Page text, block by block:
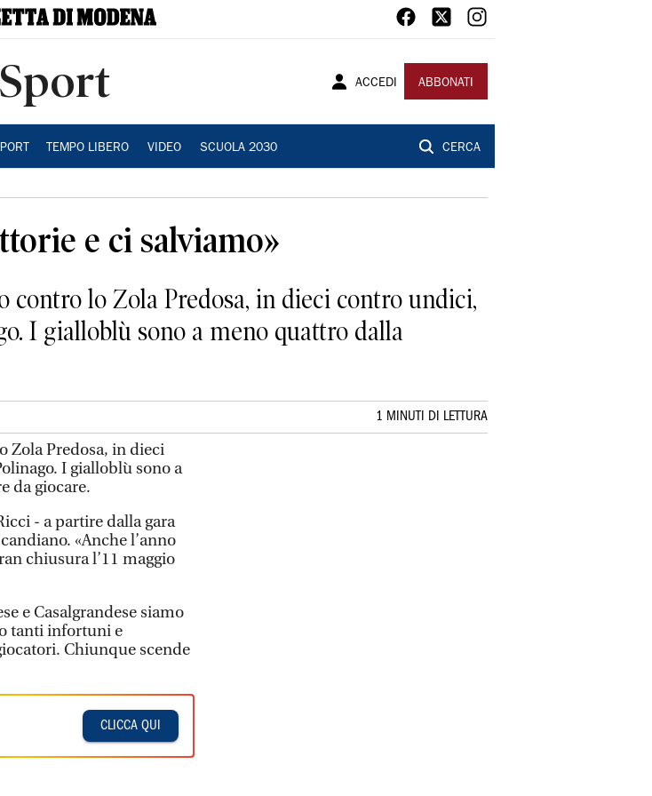
Sport ACCEDI ABBONATI
TEMPO LIBERO VIDEO SCUOLA 2030 CERCA
e ci salviamo»
contro lo Zola Predosa, in dieci contro undici,
I gialloblù sono a meno quattro dalla
1 MINUTI DI LETTURA
Zola Predosa, in dieci
I gialloblù sono a
da giocare.
- a partire dalla gara
«Anche l’anno
chiusura l’11 maggio
e Casalgrandese siamo
tanti infortuni e
Chiunque scende
CLICCA QUI